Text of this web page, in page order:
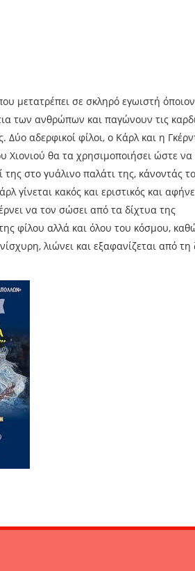
μετατρέπει σε σκληρό εγωιστή όποιον
των ανθρώπων και παγώνουν τις
αδερφικοί φίλοι, ο Κάρλ και η
θα τα χρησιμοποιήσει ώστε να
στο γυάλινο παλάτι της, κάνοντάς
γίνεται κακός και εριστικός και
να τον σώσει από τα δίχτυα της
φίλου αλλά και όλου του κόσμου,
λιώνει και εξαφανίζεται από